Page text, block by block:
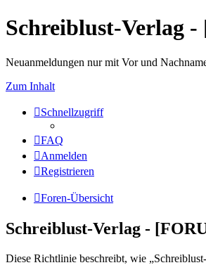
Schreiblust-Verlag
Neuanmeldungen nur mit Vor und
Zum Inhalt
Schnellzugriff
FAQ
Anmelden
Registrieren
Foren-Übersicht
Schreiblust-Verlag -
Diese Richtlinie beschreibt, wie